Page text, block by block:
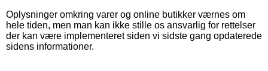
Oplysninger omkring varer og online butikker værnes om
hele tiden, men man kan ikke stille os ansvarlig for rettelser
der kan være implementeret siden vi sidste gang opdaterede
sidens informationer.